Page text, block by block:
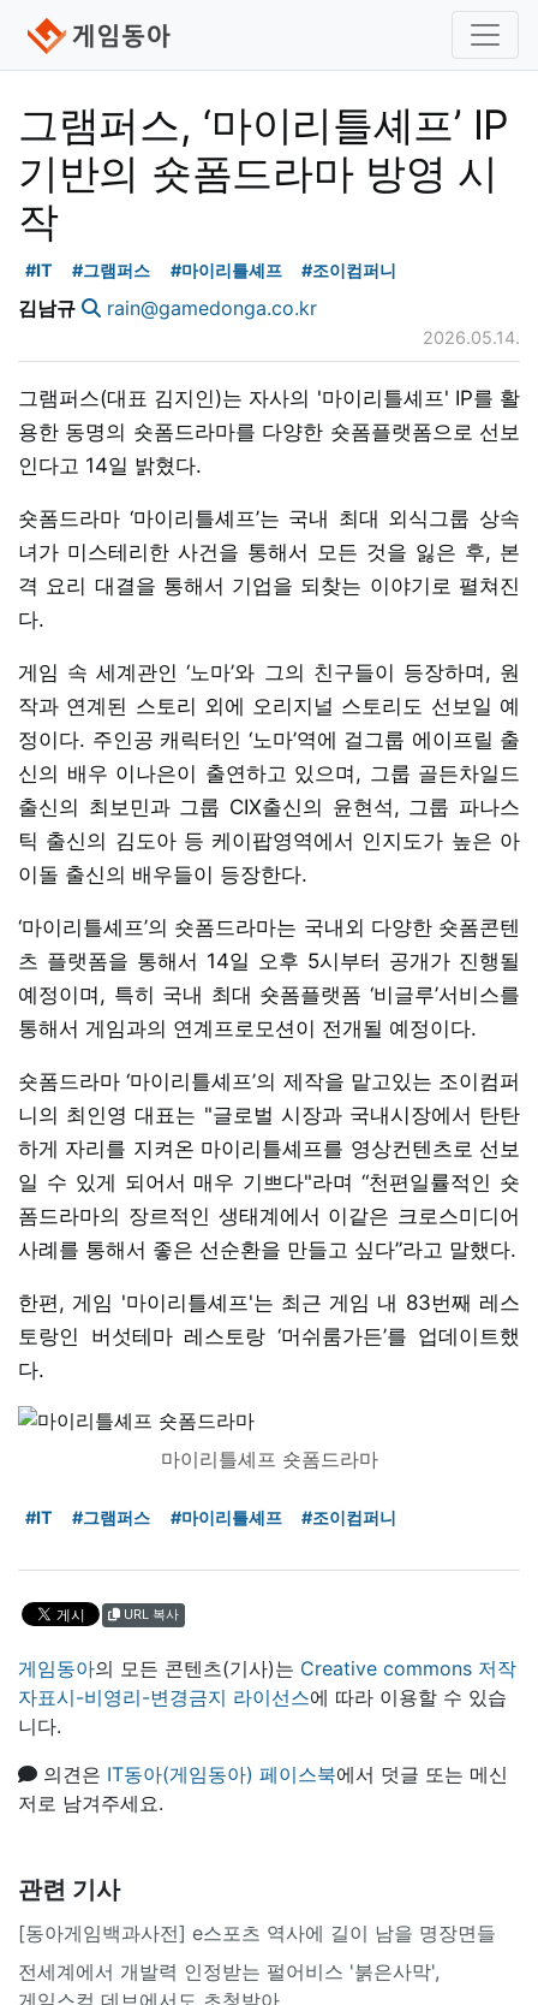
그램퍼스, ‘마이리틀셰프’ IP
기반의 숏폼드라마 방영 시
작
#IT #그램퍼스 #마이리틀셰프 #조이컴퍼니
김남규 rain@gamedonga.co.kr
2026.05.14.
그램퍼스(대표 김지인)는 자사의 '마이리틀셰프' IP를 활
용한 동명의 숏폼드라마를 다양한 숏폼플랫폼으로 선보
인다고 14일 밝혔다.
숏폼드라마 ‘마이리틀셰프’는 국내 최대 외식그룹 상속
녀가 미스테리한 사건을 통해서 모든 것을 잃은 후, 본
격 요리 대결을 통해서 기업을 되찾는 이야기로 펼쳐진
다.
게임 속 세계관인 ‘노마’와 그의 친구들이 등장하며, 원
작과 연계된 스토리 외에 오리지널 스토리도 선보일 예
정이다. 주인공 캐릭터인 ‘노마’역에 걸그룹 에이프릴 출
신의 배우 이나은이 출연하고 있으며, 그룹 골든차일드
출신의 최보민과 그룹 CIX출신의 윤현석, 그룹 파나스
틱 출신의 김도아 등 케이팝영역에서 인지도가 높은 아
이돌 출신의 배우들이 등장한다.
‘마이리틀셰프’의 숏폼드라마는 국내외 다양한 숏폼콘텐
츠 플랫폼을 통해서 14일 오후 5시부터 공개가 진행될
예정이며, 특히 국내 최대 숏폼플랫폼 ‘비글루’서비스를
통해서 게임과의 연계프로모션이 전개될 예정이다.
숏폼드라마 ‘마이리틀셰프’의 제작을 맡고있는 조이컴퍼
니의 최인영 대표는 "글로벌 시장과 국내시장에서 탄탄
하게 자리를 지켜온 마이리틀셰프를 영상컨텐츠로 선보
일 수 있게 되어서 매우 기쁘다"라며 “천편일률적인 숏
폼드라마의 장르적인 생태계에서 이같은 크로스미디어
사례를 통해서 좋은 선순환을 만들고 싶다”라고 말했다.
한편, 게임 '마이리틀셰프'는 최근 게임 내 83번째 레스
토랑인 버섯테마 레스토랑 ‘머쉬룸가든’를 업데이트했
다.
마이리틀셰프 숏폼드라마
#IT #그램퍼스 #마이리틀셰프 #조이컴퍼니
URL 복사
게임동아의 모든 콘텐츠(기사)는 Creative commons 저작
자표시-비영리-변경금지 라이선스에 따라 이용할 수 있습
니다.
의견은 IT동아(게임동아) 페이스북에서 덧글 또는 메신
저로 남겨주세요.
관련 기사
[동아게임백과사전] e스포츠 역사에 길이 남을 명장면들
전세계에서 개발력 인정받는 펄어비스 '붉은사막',
게임스컴 데브에서도 초청받아